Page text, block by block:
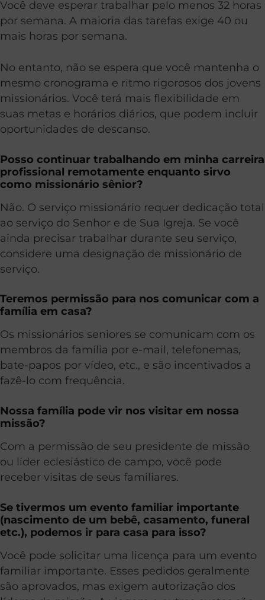
Você deve esperar trabalhar pelo menos 32 horas
por semana. A maioria das tarefas exige 40 ou
mais horas por semana.
No entanto, não se espera que você mantenha o
mesmo cronograma e ritmo rigorosos dos jovens
missionários. Você terá mais flexibilidade em
suas metas e horários diários, que podem incluir
oportunidades de descanso.
Posso continuar trabalhando em minha carreira
profissional remotamente enquanto sirvo
como missionário sênior?
Não. O serviço missionário requer dedicação total
ao serviço do Senhor e de Sua Igreja. Se você
ainda precisar trabalhar durante seu serviço,
considere uma designação de missionário de
serviço.
Teremos permissão para nos comunicar com a
família em casa?
Os missionários seniores se comunicam com os
membros da família por e-mail, telefonemas,
bate-papos por vídeo, etc., e são incentivados a
fazê-lo com frequência.
Nossa família pode vir nos visitar em nossa
missão?
Com a permissão de seu presidente de missão
ou líder eclesiástico de campo, você pode
receber visitas de seus familiares.
Se tivermos um evento familiar importante
(nascimento de um bebê, casamento, funeral
etc.), podemos ir para casa para isso?
Você pode solicitar uma licença para um evento
familiar importante. Esses pedidos geralmente
são aprovados, mas exigem autorização dos